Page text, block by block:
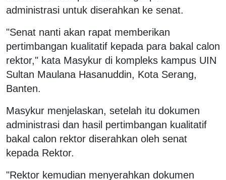
administrasi untuk diserahkan ke senat.
"Senat nanti akan rapat memberikan
pertimbangan kualitatif kepada para bakal calon
rektor," kata Masykur di kompleks kampus UIN
Sultan Maulana Hasanuddin, Kota Serang,
Banten.
Masykur menjelaskan, setelah itu dokumen
administrasi dan hasil pertimbangan kualitatif
bakal calon rektor diserahkan oleh senat
kepada Rektor.
"Rektor kemudian menyerahkan dokumen